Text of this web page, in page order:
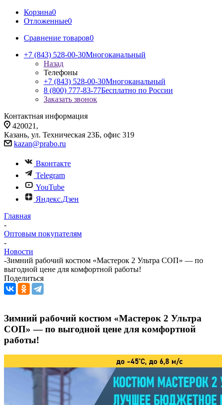
Корзина0
Отложенные0
Сравнение товаров0
+7 (843) 528-00-30Многоканальный
Назад
Телефоны
+7 (843) 528-00-30Многоканальный
8 (800) 777-83-77Бесплатно по России
Заказать звонок
Контактная информация
420021,
Казань, ул. Техническая 23Б, офис 319
kazan@prabo.ru
Вконтакте
Telegram
YouTube
Яндекс.Дзен
Главная
-
Оптовым покупателям
-
Новости
-Зимний рабочий костюм «Мастерок 2 Ультра СОП» — по
выгодной цене для комфортной работы!
Поделиться
Зимний рабочий костюм «Мастерок 2 Ультра
СОП» — по выгодной цене для комфортной
работы!